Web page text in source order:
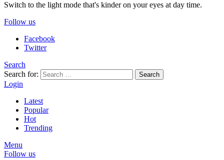
Switch to the light mode that's kinder on your eyes at day time.
Follow us
Facebook
Twitter
Search
Search for:
Search
Login
Latest
Popular
Hot
Trending
Menu
Follow us